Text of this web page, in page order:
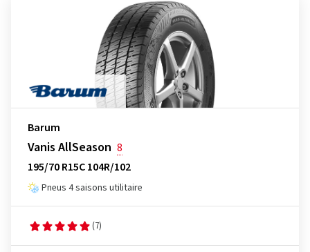
Barum
Vanis AllSeason 8
195/70 R15C 104R/102
Pneus 4 saisons utilitaire
(7)